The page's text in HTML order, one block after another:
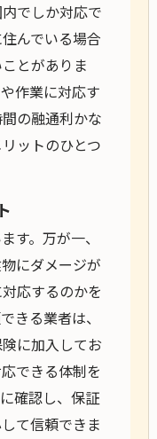
でしか対応で
んでいる場合
とがありま
作業に対応す
の融通利かな
ットのひとつ
す。万が一、
にダメージが
応するのかを
きる業者は、
に加入してお
できる体制を
確認し、保証
て信頼できま